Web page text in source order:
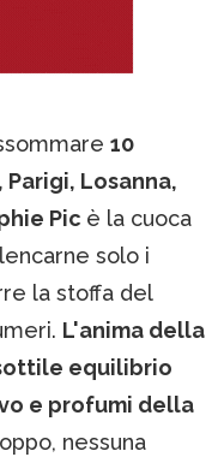
10
Losanna,
Pic è la cuoca
solo i
la stoffa del
L'anima della
equilibrio
e profumi della
nessuna